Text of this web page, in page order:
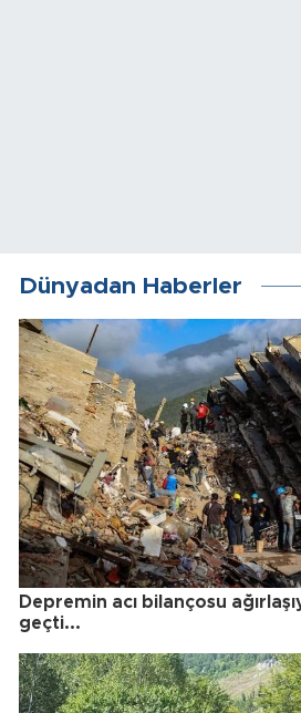
Dünyadan Haberler
Depremin acı bilançosu
geçti...